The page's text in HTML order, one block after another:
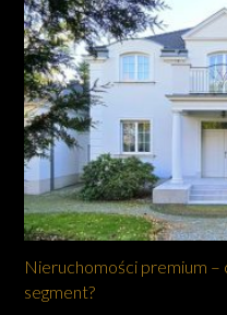
Nieruchomości premium –
segment?